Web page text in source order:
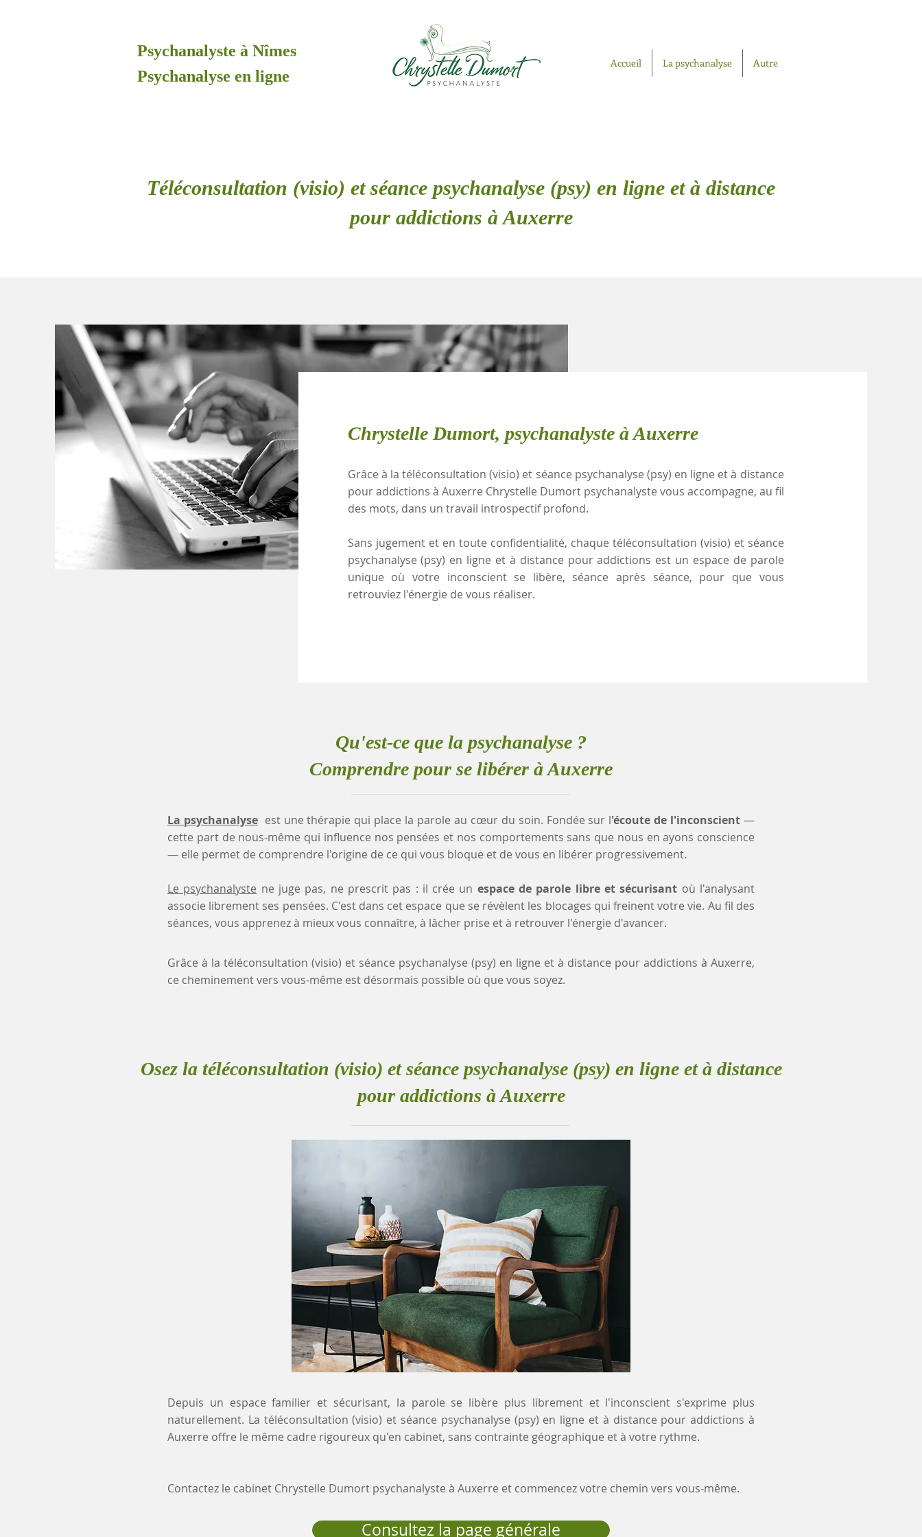
Psychanalyste à Nîmes
Psychanalyse en ligne
Accueil La psychanalyse Autre
Téléconsultation (visio) et séance psychanalyse (psy) en ligne et à distance
pour addictions à Auxerre
Chrystelle Dumort, psychanalyste à Auxerre
Grâce à la téléconsultation (visio) et séance psychanalyse (psy) en ligne et à distance
pour addictions à Auxerre Chrystelle Dumort psychanalyste vous accompagne, au fil
des mots, dans un travail introspectif profond.
Sans jugement et en toute confidentialité, chaque téléconsultation (visio) et séance
psychanalyse (psy) en ligne et à distance pour addictions est un espace de parole
unique où votre inconscient se libère, séance après séance, pour que vous
retrouviez l'énergie de vous réaliser.
Qu'est-ce que la psychanalyse ?
Comprendre pour se libérer à Auxerre
La psychanalyse est une thérapie qui place la parole au cœur du soin. Fondée sur l'écoute de l'inconscient—
cette part de nous-même qui influence nos pensées et nos comportements sans que nous en ayons conscience
— elle permet de comprendre l'origine de ce qui vous bloque et de vous en libérer progressivement.
Le psychanalyste ne juge pas, ne prescrit pas : il crée un espace de parole libre et sécurisant où l'analysant
associe librement ses pensées. C'est dans cet espace que se révèlent les blocages qui freinent votre vie. Au fil des
séances, vous apprenez à mieux vous connaître, à lâcher prise et à retrouver l'énergie d'avancer.
Grâce à la téléconsultation (visio) et séance psychanalyse (psy) en ligne et à distance pour addictions à Auxerre,
ce cheminement vers vous-même est désormais possible où que vous soyez.
Osez la téléconsultation (visio) et séance psychanalyse (psy) en ligne et à distance
pour addictions à Auxerre
Depuis un espace familier et sécurisant, la parole se libère plus librement et l'inconscient s'exprime plus
naturellement. La téléconsultation (visio) et séance psychanalyse (psy) en ligne et à distance pour addictions à
Auxerre offre le même cadre rigoureux qu'en cabinet, sans contrainte géographique et à votre rythme.
Contactez le cabinet Chrystelle Dumort psychanalyste à Auxerre et commencez votre chemin vers vous-même.
Consultez la page générale